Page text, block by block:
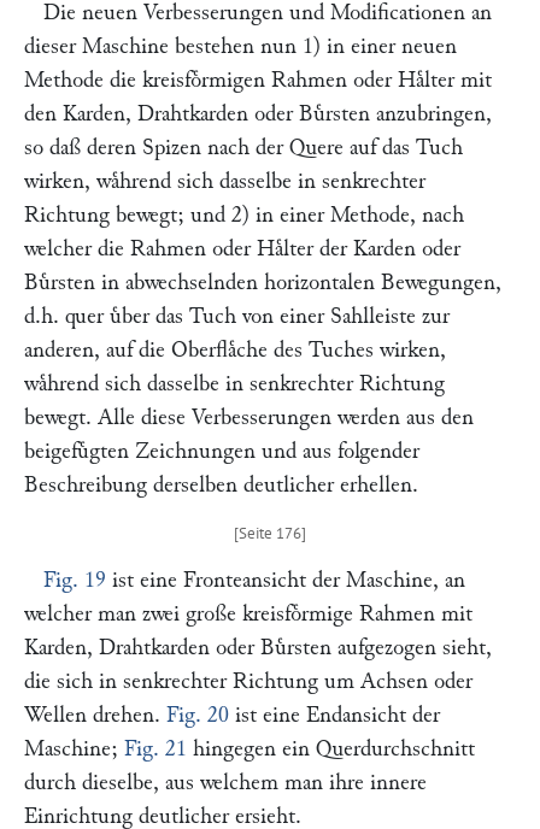
Die neuen Verbesserungen und Modificationen an
dieser Maschine bestehen nun 1) in einer neuen
Methode die kreisfoͤrmigen Rahmen oder Haͤlter mit
den Karden, Drahtkarden oder Buͤrsten anzubringen,
so daß deren Spizen nach der Quere auf das Tuch
wirken, waͤhrend sich dasselbe in senkrechter
Richtung bewegt; und 2) in einer Methode, nach
welcher die Rahmen oder Haͤlter der Karden oder
Buͤrsten in abwechselnden horizontalen Bewegungen,
d.h. quer uͤber das Tuch von einer Sahlleiste zur
anderen, auf die Oberflaͤche des Tuches wirken,
waͤhrend sich dasselbe in senkrechter Richtung
bewegt. Alle diese Verbesserungen werden aus den
beigefuͤgten Zeichnungen und aus folgender
Beschreibung derselben deutlicher erhellen.
Fig. 19 ist eine Fronteansicht der Maschine, an
welcher man zwei große kreisfoͤrmige Rahmen mit
Karden, Drahtkarden oder Buͤrsten aufgezogen sieht,
die sich in senkrechter Richtung um Achsen oder
Wellen drehen. Fig. 20 ist eine Endansicht der
Maschine; Fig. 21 hingegen ein Querdurchschnitt
durch dieselbe, aus welchem man ihre innere
Einrichtung deutlicher ersieht.